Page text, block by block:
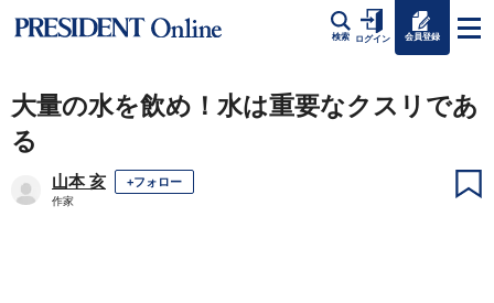
検索 ログイン 会員登録
大量の水を飲め！水は重要なクスリであ
る
山本 亥 +フォロー
作家